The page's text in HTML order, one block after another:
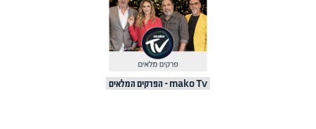
mako Tv - הפרקים המלאים